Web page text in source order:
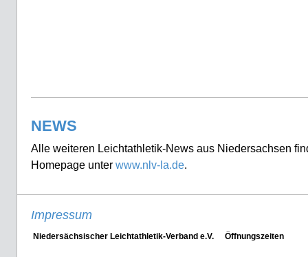
NEWS
Alle weiteren Leichtathletik-News aus Niedersachsen
Homepage unter www.nlv-la.de.
Impressum
Niedersächsischer Leichtathletik-Verband e.V. Öffnungszeiten